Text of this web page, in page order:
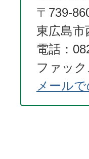
〒739-
東広島市
電話：
ファッ
メール